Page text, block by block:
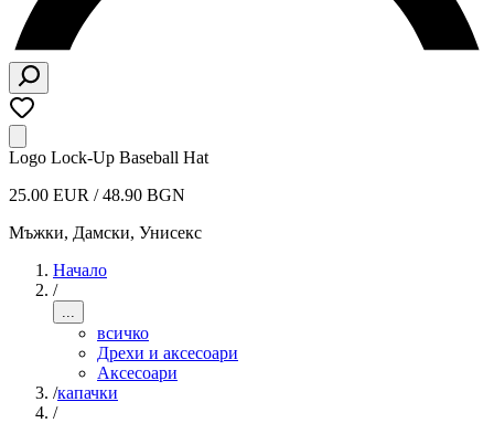
Logo Lock-Up Baseball Hat
25.00 EUR / 48.90 BGN
Мъжки, Дамски, Унисекс
Начало
/
...
всичко
Дрехи и аксесоари
Аксесоари
/капачки
/